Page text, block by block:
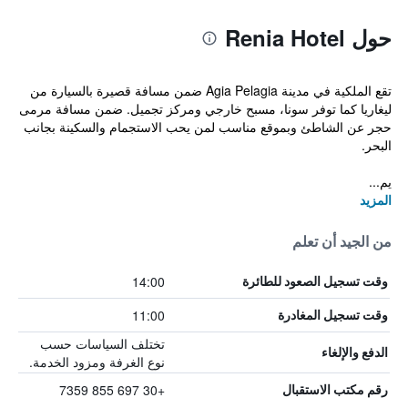
حول Renia Hotel
تقع الملكية في مدينة Agia Pelagia ضمن مسافة قصيرة بالسيارة من
ليغاريا كما توفر سونا، مسبح خارجي ومركز تجميل. ضمن مسافة مرمى
حجر عن الشاطئ وبموقع مناسب لمن يحب الاستجمام والسكينة بجانب
البحر.
يم...
المزيد
من الجيد أن تعلم
وقت تسجيل الصعود للطائرة 14:00
وقت تسجيل المغادرة 11:00
الدفع والإلغاء
تختلف السياسات حسب
نوع الغرفة ومزود الخدمة.
رقم مكتب الاستقبال +30 697 855 7359